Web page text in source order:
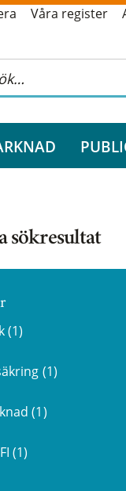
Våra register
sökresultat
(1)
(1)
(1)
(1)